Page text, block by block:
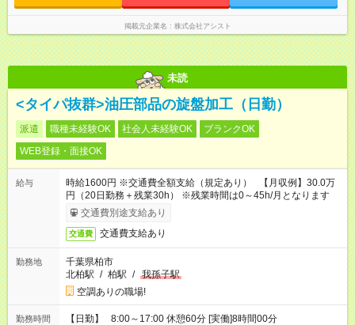
掲載元企業名 株式会社アシスト
未読
<タイパ抜群>油圧部品の旋盤加工（日勤）
派遣 職種未経験OK 社会人未経験OK
ブランクOK
WEB登録・面接OK
給与
時給1600円 ※交通費全額支給（規定あり） 【月収例】30.0万
円（20日勤務＋残業30h） ※残業時間は0～45h/月となります
交通費別途支給あり
交通費 交通費支給あり
勤務地
千葉県柏市
北柏駅 / 柏駅 / 我孫子駅
空調ありの職場!
勤務時間 【日勤】 8:00～17:00 休憩60分 [実働]8時間00分